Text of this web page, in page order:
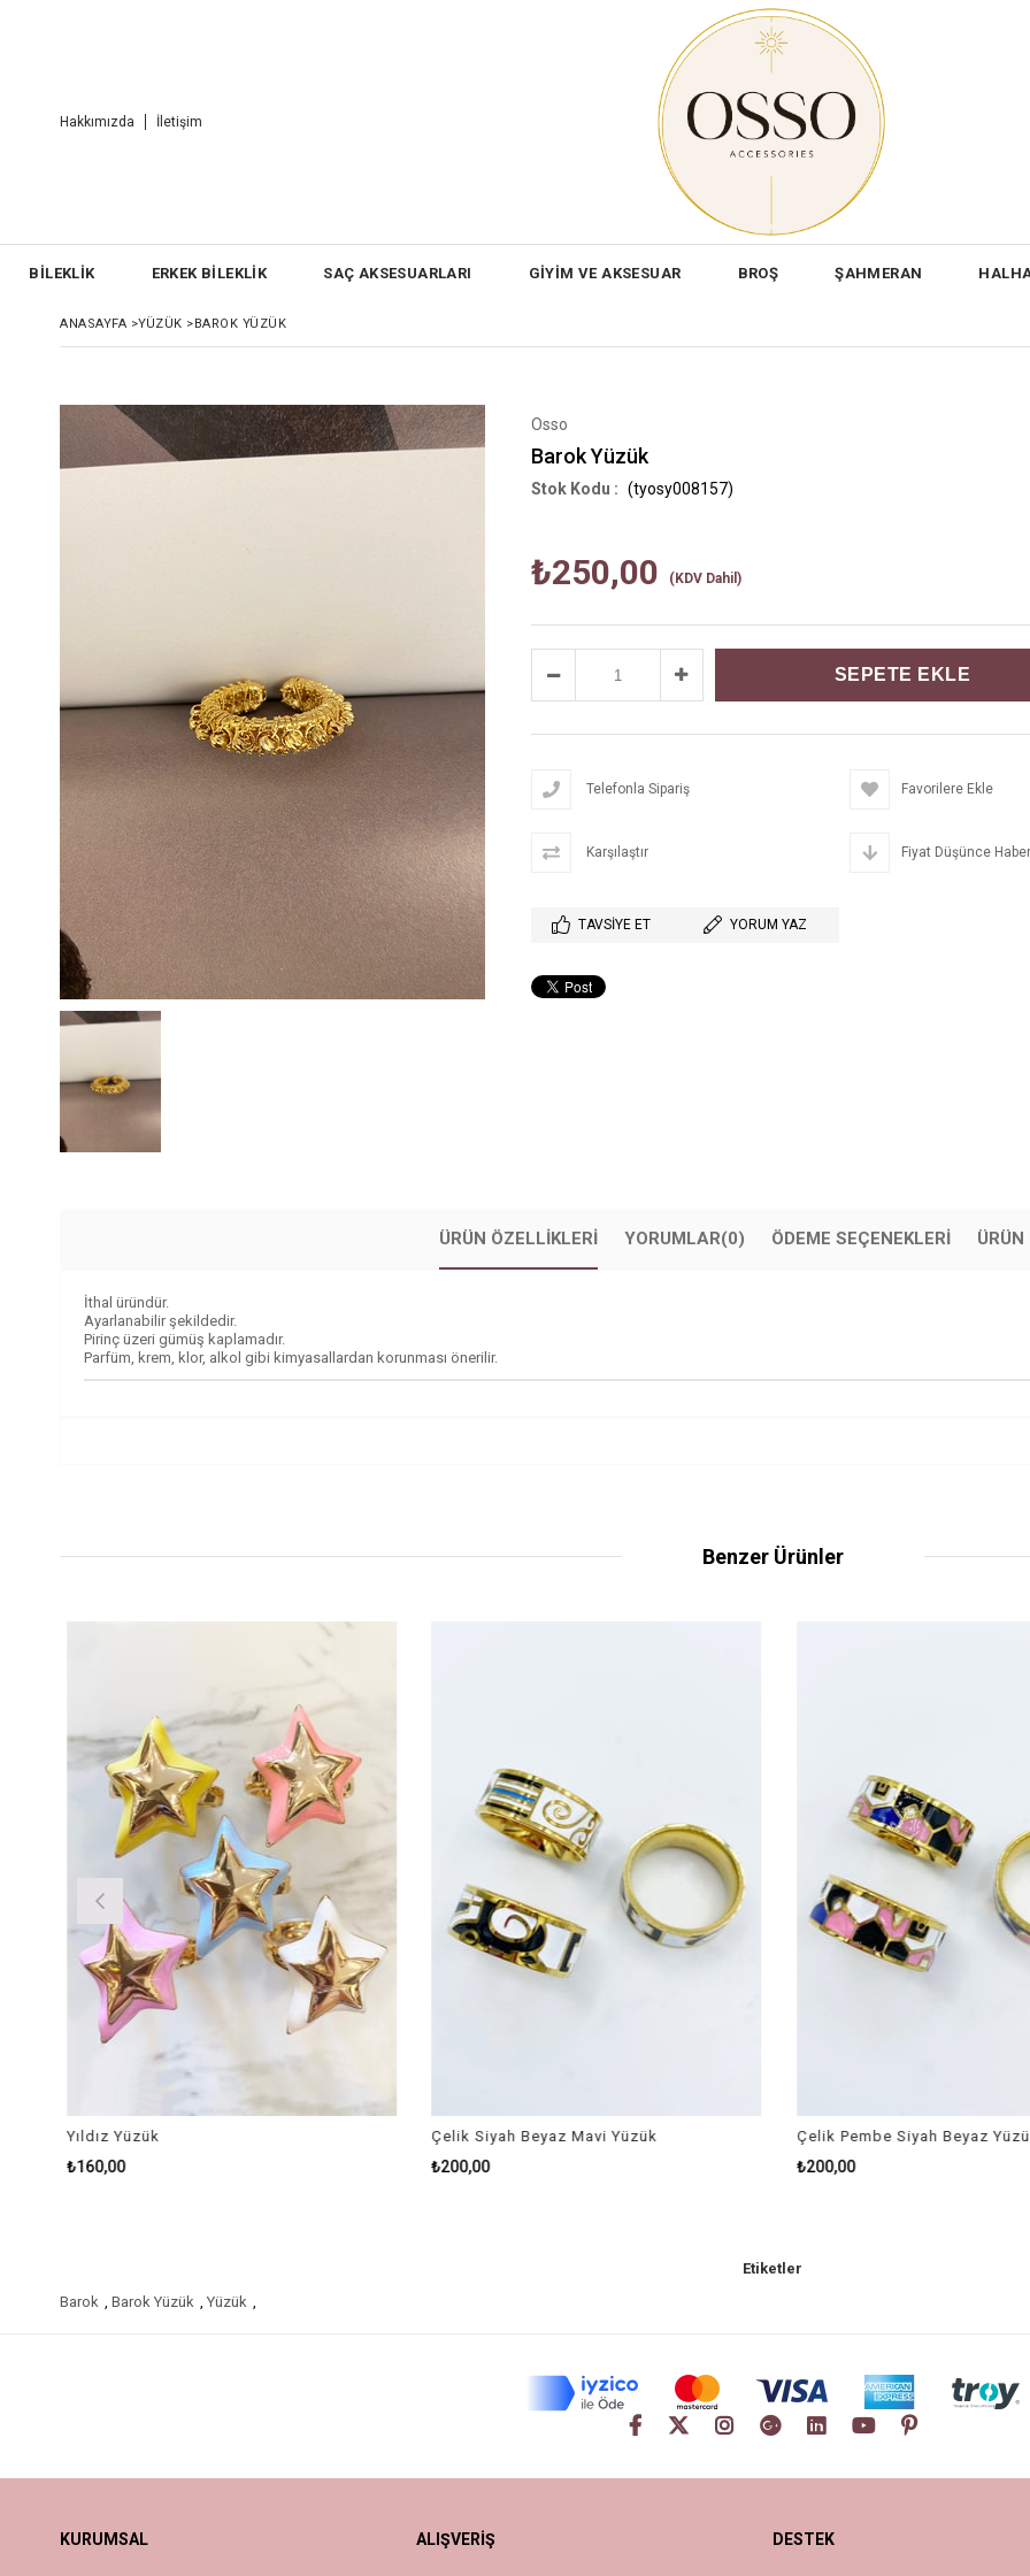
Hakkımızda İletişim
BİLEKLİK ERKEK BİLEKLİK SAÇ AKSESUARLARI GİYİM VE AKSESUAR BROŞ ŞAHMERAN
ANASAYFA >YÜZÜK >BAROK YÜZÜK
Osso
Barok Yüzük
(tyosy008157)
₺250,00 (KDV Dahil)
Telefonla Sipariş Favorilere Ekle
Karşılaştır Fiyat Düşünce
TAVSIYE ET YORUM YAZ
ÜRÜN ÖZELLIKLERI YORUMLAR(0) ÖDEME SEÇENEKLERI ÜRÜN
İthal üründür.
Ayarlanabilir şekildedir.
Pirinç üzeri gümüş kaplamadır.
Parfüm, krem, klor, alkol gibi kimyasallardan korunması önerilir.
Benzer Ürünler
Yıldız Yüzük
₺160,00
Çelik Siyah Beyaz Mavi Yüzük
₺200,00
Çelik Pembe Siyah Beyaz
₺200,00
Etiketler
Barok , Barok Yüzük , Yüzük ,
KURUMSAL ALIŞVERİŞ DESTEK